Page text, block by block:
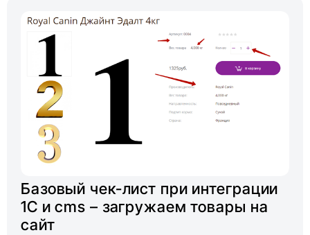
Базовый чек-лист при интеграции
1С и cms – загружаем товары на
сайт